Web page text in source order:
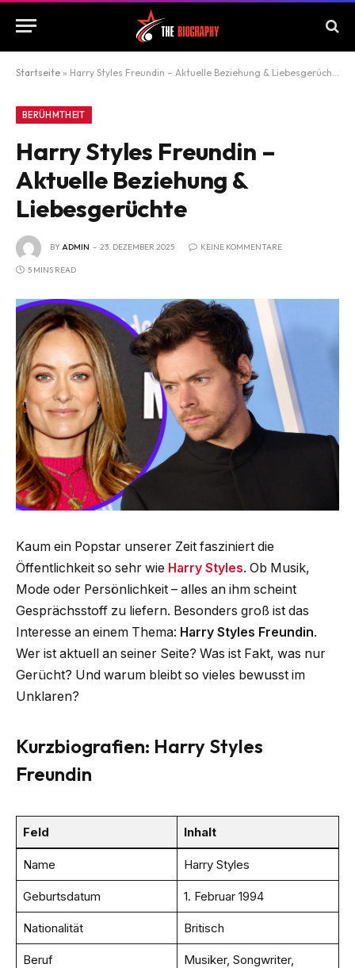
Startseite » Harry Styles Freundin – Aktuelle Beziehung & Liebesgerüchte
BERÜHMTHEIT
Harry Styles Freundin –
Aktuelle Beziehung &
Liebesgerüchte
BYADMIN 23. DEZEMBER 2025 KEINE KOMMENTARE
5 MINS READ
Kaum ein Popstar unserer Zeit fasziniert die
Öffentlichkeit so sehr wie Harry Styles. Ob Musik,
Mode oder Persönlichkeit – alles an ihm scheint
Gesprächsstoff zu liefern. Besonders groß ist das
Interesse an einem Thema: Harry Styles Freundin.
Wer ist aktuell an seiner Seite? Was ist Fakt, was nur
Gerücht? Und warum bleibt so vieles bewusst im
Unklaren?
Kurzbiografien: Harry Styles
Freundin
Feld Inhalt
Name Harry Styles
Geburtsdatum 1. Februar 1994
Nationalität Britisch
Beruf
Musiker, Songwriter,